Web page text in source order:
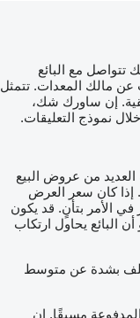
مع البائع
مالك المعدات. تتمثل
إن ساورك شك،
نموذج التعليقات.
من عروض البيع
إذا كان سعر العرض
الأمر بتأنٍ. قد يكون
البائع يحاول ارتكاب
بشدة عن متوسط
مسبقًا. إن